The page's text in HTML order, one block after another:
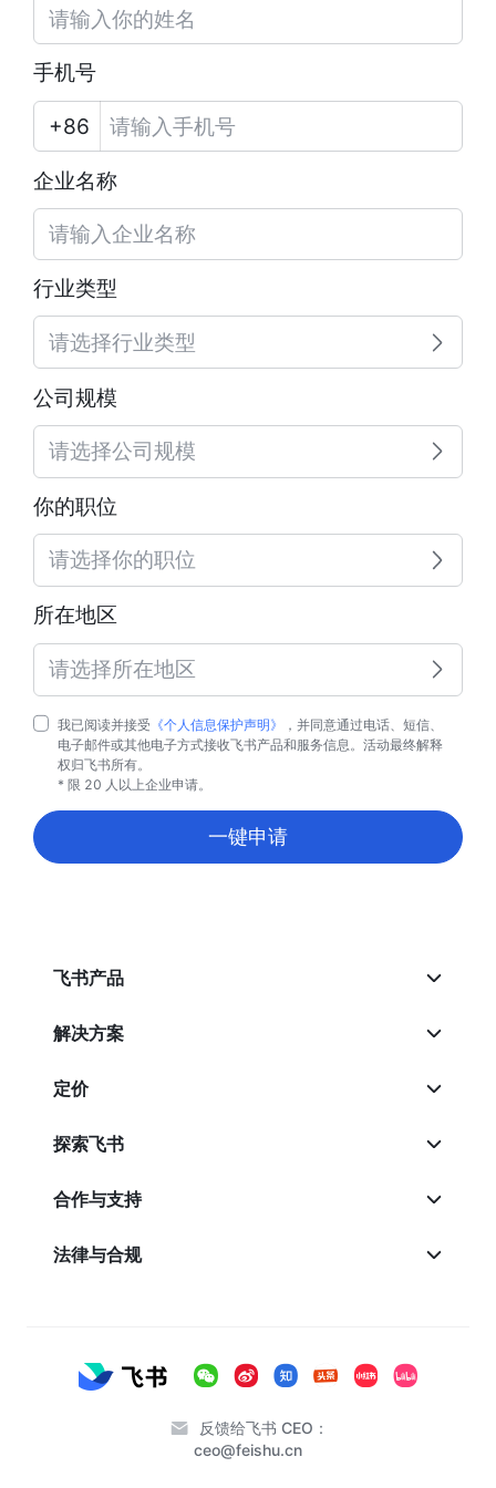
手机号
企业名称
行业类型
请选择行业类型
公司规模
请选择公司规模
你的职位
请选择你的职位
所在地区
请选择所在地区
我已阅读并接受 《个人信息保护声明》
，并同意通过电话、短信、
电子邮件或其他电子方式接收飞书产品和服务信息。活动最终解释
权归飞书所有。
* 限 20 人以上企业申请。
一键申请
飞书产品
解决方案
定价
探索飞书
合作与支持
法律与合规
反馈给飞书 CEO：
ceo@feishu.cn